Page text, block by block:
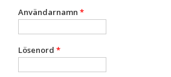
Användarnamn *
Lösenord *